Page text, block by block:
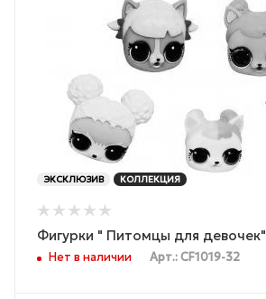
ЭКСКЛЮЗИВ КОЛЛЕКЦИЯ
Фигурки " Питомцы для девочек"
Нет в наличии Арт.: CF1019-32